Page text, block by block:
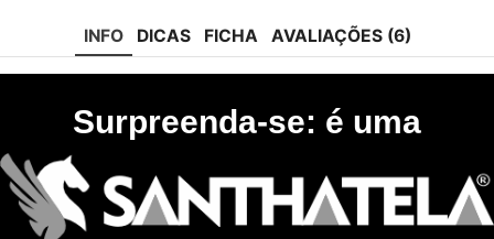
INFO DICAS FICHA AVALIAÇÕES (6)
Surpreenda-se: é uma